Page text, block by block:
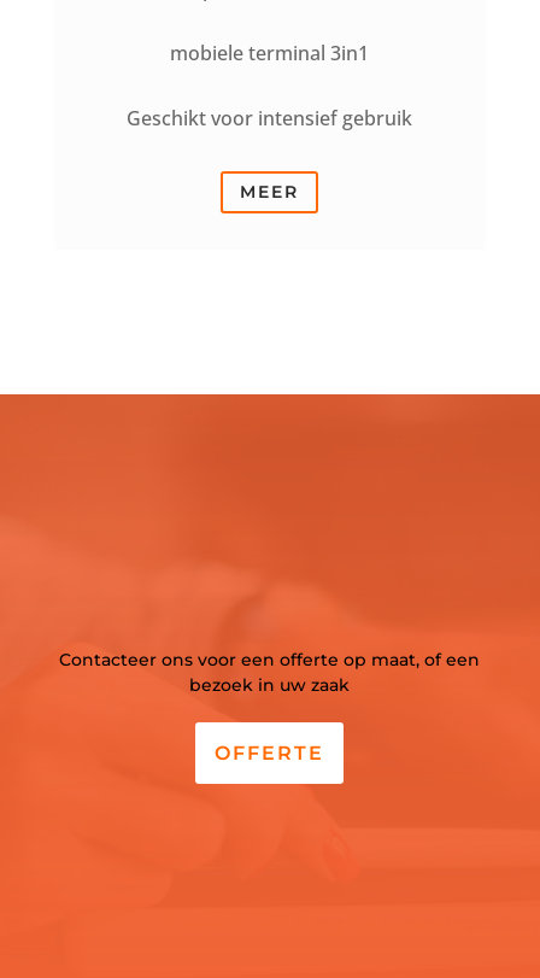
mobiele terminal 3in1
Geschikt voor intensief gebruik
MEER
Contacteer ons voor een offerte op maat, of een
bezoek in uw zaak
OFFERTE